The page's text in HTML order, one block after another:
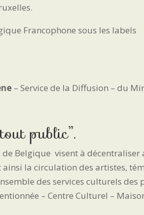
Francophone sous les labels
– Service de la Diffusion – du
public”.
Belgique visent à décentraliser
la circulation des artistes,
des services culturels
– Centre Culturel –